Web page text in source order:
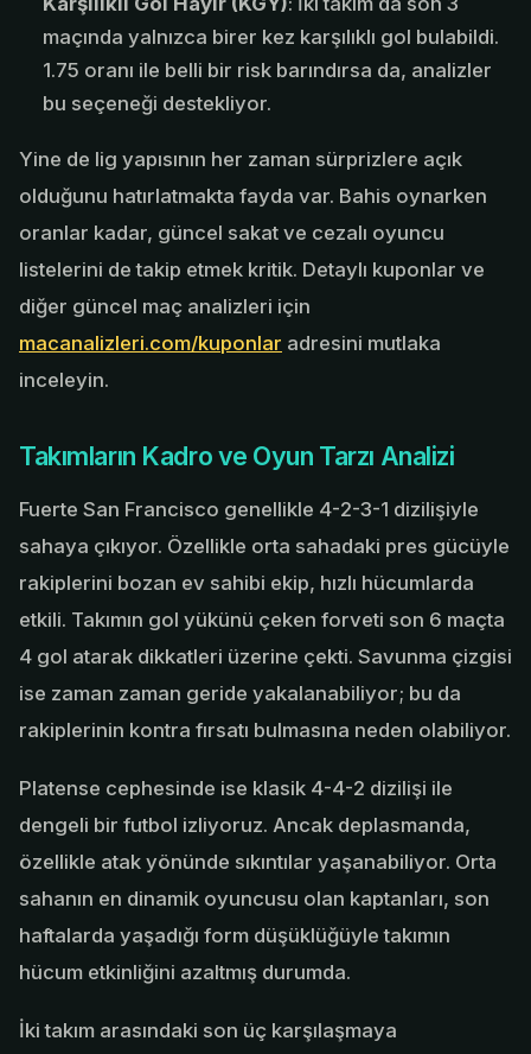
maçında yalnızca birer kez karşılıklı gol bulabildi.
1.75 oranı ile belli bir risk barındırsa da, analizler
bu seçeneği destekliyor.
Yine de lig yapısının her zaman sürprizlere açık
olduğunu hatırlatmakta fayda var. Bahis oynarken
oranlar kadar, güncel sakat ve cezalı oyuncu
listelerini de takip etmek kritik. Detaylı kuponlar ve
diğer güncel maç analizleri için
macanalizleri.com/kuponlar adresini mutlaka
inceleyin.
Takımların Kadro ve Oyun Tarzı Analizi
Fuerte San Francisco genellikle 4-2-3-1 dizilişiyle
sahaya çıkıyor. Özellikle orta sahadaki pres gücüyle
rakiplerini bozan ev sahibi ekip, hızlı hücumlarda
etkili. Takımın gol yükünü çeken forveti son 6 maçta
4 gol atarak dikkatleri üzerine çekti. Savunma çizgisi
ise zaman zaman geride yakalanabiliyor; bu da
rakiplerinin kontra fırsatı bulmasına neden olabiliyor.
Platense cephesinde ise klasik 4-4-2 dizilişi ile
dengeli bir futbol izliyoruz. Ancak deplasmanda,
özellikle atak yönünde sıkıntılar yaşanabiliyor. Orta
sahanın en dinamik oyuncusu olan kaptanları, son
haftalarda yaşadığı form düşüklüğüyle takımın
hücum etkinliğini azaltmış durumda.
İki takım arasındaki son üç karşılaşmaya